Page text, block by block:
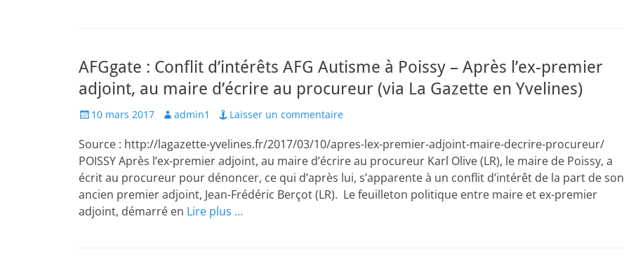
AFGgate : Conflit d’intérêts AFG Autisme à Poissy – Après l’ex-premier
adjoint, au maire d’écrire au procureur (via La Gazette en Yvelines)
Posted
10 mars 2017 Author
admin1 Laisser un commentaire
Source : http://lagazette-yvelines.fr/2017/03/10/apres-lex-premier-adjoint-maire-decrire-procureur/
POISSY Après l’ex-premier adjoint, au maire d’écrire au procureur Karl Olive (LR), le maire de Poissy, a
écrit au procureur pour dénoncer, ce qui d’après lui, s’apparente à un conflit d’intérêt de la part de son
ancien premier adjoint, Jean-Frédéric Berçot (LR). Le feuilleton politique entre maire et ex-premier
adjoint, démarré en Lire plus …